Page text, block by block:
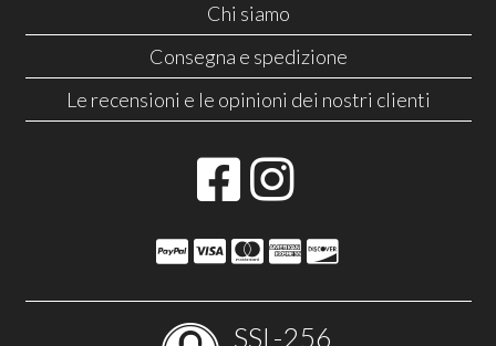
Chi siamo
Consegna e spedizione
Le recensioni e le opinioni dei nostri clienti
SSL-256